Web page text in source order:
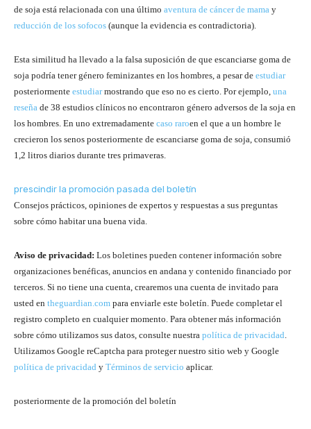
de soja está relacionada con una último aventura de cáncer de mama y
reducción de los sofocos (aunque la evidencia es contradictoria).
Esta similitud ha llevado a la falsa suposición de que escanciarse goma de
soja podría tener género feminizantes en los hombres, a pesar de estudiar
posteriormente estudiarmostrando que eso no es cierto. Por ejemplo, una
reseña de 38 estudios clínicos no encontraron género adversos de la soja en
los hombres. En uno extremadamente caso raroen el que a un hombre le
crecieron los senos posteriormente de escanciarse goma de soja, consumió
1,2 litros diarios durante tres primaveras.
prescindir la promoción pasada del boletín
Consejos prácticos, opiniones de expertos y respuestas a sus preguntas
sobre cómo habitar una buena vida.
Aviso de privacidad: Los boletines pueden contener información sobre
organizaciones benéficas, anuncios en andana y contenido financiado por
terceros. Si no tiene una cuenta, crearemos una cuenta de invitado para
usted en theguardian.com para enviarle este boletín. Puede completar el
registro completo en cualquier momento. Para obtener más información
sobre cómo utilizamos sus datos, consulte nuestra política de privacidad.
Utilizamos Google reCaptcha para proteger nuestro sitio web y Google
política de privacidad y Términos de servicio aplicar.
posteriormente de la promoción del boletín